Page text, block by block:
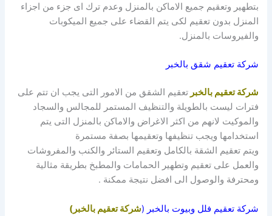
بتطهير وتعقيم جميع الاماكن بالمنزل وعدم ترك اى جزء من اجزاء
المنزل بدون تعقيم لكى يتم القضاء على جميع الميكوبات
والفيروسات بالمنزل.
شركة تعقيم شقق بالخبر
شركة تعقيم بالخبرتعقيم الشقق من الامور التى يجب ان تتم على
فترات ليست بالطويلة والتنظيف المستمر للمجالس والسجاد
والموكيت لانهم من اكثر الاغراض والاماكن بالمنزل التى يتم
استخدامها ويجب تنظيفها وتعقيمها بصفة مستمرة
ويتم تعقيم الشقة بالكامل وتعقيم الستائر والكنب والمفروشات
والعمل على تعقيم وتطهير الحمامات والمطبخ بطريقة مثالية
ومحترفة والوصول الى افضل نتيجة ممكنة .
شركة تعقيم فلل وبيوت بالخبر (شركة تعقيم بالخبر)